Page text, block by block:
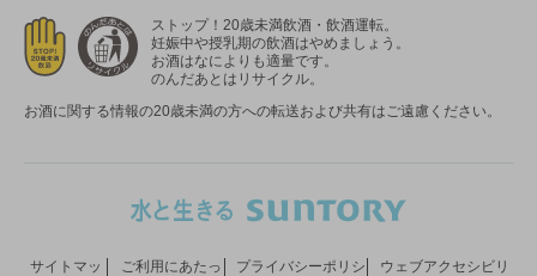
ストップ！20歳未満飲酒・飲酒運転。
妊娠中や授乳期の飲酒はやめましょう。
お酒はなによりも適量です。
のんだあとはリサイクル。
お酒に関する情報の20歳未満の方への転送および共有はご遠慮ください。
サイトマッ
ご利用にあたっ
プライバシーポリシ
ウェブアクセシビリ